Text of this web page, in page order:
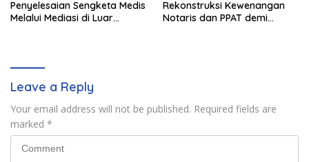
Penyelesaian Sengketa Medis
Melalui Mediasi di Luar
Rekonstruksi Kewenangan
Notaris dan PPAT demi
Leave a Reply
Your email address will not be published. Required fields are
marked *